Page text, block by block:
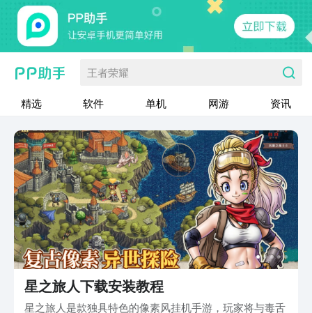
王者荣耀
精选 软件 单机 网游 资讯
星之旅人下载安装教程
星之旅人是款独具特色的像素风挂机手游，玩家将与毒舌